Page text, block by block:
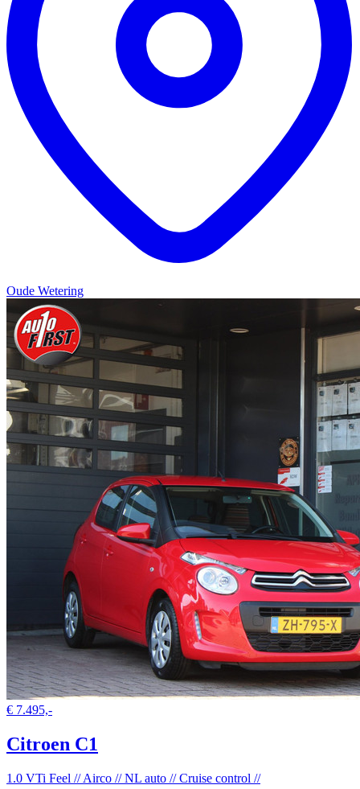
Oude Wetering
€ 7.495,-
Citroen C1
1.0 VTi Feel // Airco // NL auto // Cruise control //